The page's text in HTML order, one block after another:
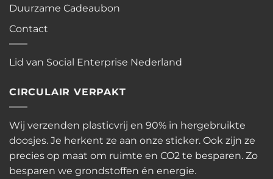
Duurzame Cadeaubon
Contact
Lid van Social Enterprise Nederland
CIRCULAIR VERPAKT
Wij verzenden plasticvrij en 90% in hergebruikte
doosjes. Je herkent ze aan onze sticker. Ook zijn ze
precies op maat om ruimte en CO2 te besparen. Zo
besparen we grondstoffen én energie.